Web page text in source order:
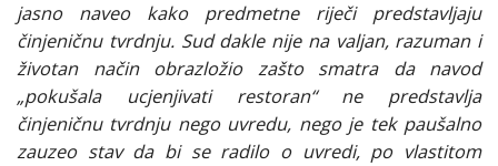
jasno naveo kako predmetne riječi predstavljaju
činjeničnu tvrdnju. Sud dakle nije na valjan, razuman i
životan način obrazložio zašto smatra da navod
„pokušala ucjenjivati restoran“ ne predstavlja
činjeničnu tvrdnju nego uvredu, nego je tek paušalno
zauzeo stav da bi se radilo o uvredi, po vlastitom